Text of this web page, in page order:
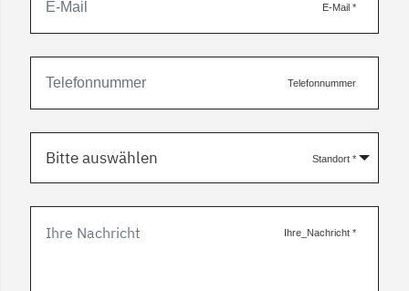
E-Mail *
Telefonnummer
Standort *
Bitte auswählen
Ihre_Nachricht *